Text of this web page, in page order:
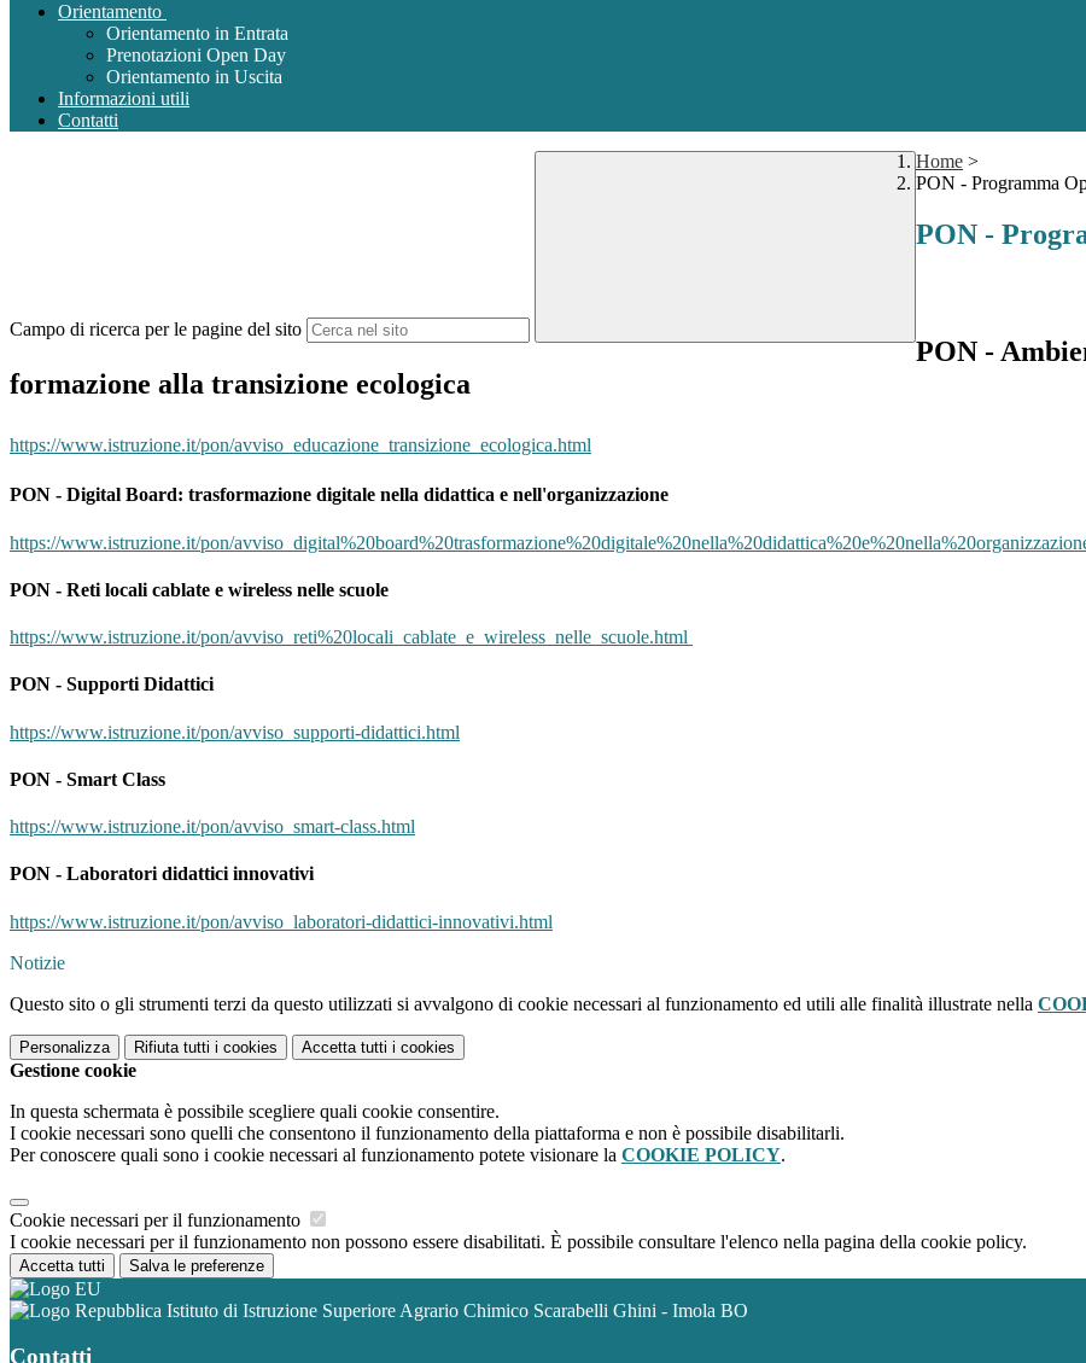
Orientamento
Orientamento in Entrata
Prenotazioni Open Day
Orientamento in Uscita
Informazioni utili
Contatti
Campo di ricerca per le pagine del sito
Home >
PON - Programma
PON -
PON -
formazione alla transizione ecologica
https://www.istruzione.it/pon/avviso_educazione_transizione_ecologica.html
PON - Digital Board: trasformazione digitale nella didattica e nell'organizzazione
https://www.istruzione.it/pon/
PON - Reti locali cablate e wireless nelle scuole
https://www.istruzione.it/pon/avviso_reti%20locali_cablate_e_wireless_nelle_scuole.html
PON - Supporti Didattici
https://www.istruzione.it/pon/avviso_supporti-didattici.html
PON - Smart Class
https://www.istruzione.it/pon/avviso_smart-class.html
PON - Laboratori didattici innovativi
https://www.istruzione.it/pon/avviso_laboratori-didattici-innovativi.html
Notizie
Questo sito o gli strumenti terzi da questo utilizzati si avvalgono di cookie necessari al funzionamento ed utili alle finalità illustrate nella
Personalizza Rifiuta tutti i cookies Accetta tutti i cookies
Gestione cookie
In questa schermata è possibile scegliere quali cookie consentire.
I cookie necessari sono quelli che consentono il funzionamento della piattaforma e non è possibile disabilitarli.
Per conoscere quali sono i cookie necessari al funzionamento potete visionare la COOKIE POLICY.
Cookie necessari per il funzionamento
I cookie necessari per il funzionamento non possono essere disabilitati. È possibile consultare l'elenco nella pagina della cookie policy.
Accetta tutti Salva le preferenze
Istituto di Istruzione Superiore Agrario Chimico Scarabelli Ghini - Imola BO
Contatti